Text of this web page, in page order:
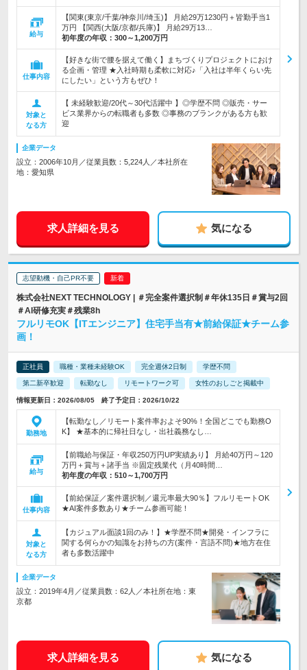
給与
【関東(東京/千葉/神奈川/埼玉)】 月給29万1230円＋皆勤手当1
万円 【関西(大阪/京都/兵庫)】 月給29万13…
初年度の年収： 300～1,200万円
仕事内容
【好きな街で腰を据えて働く】まちづくりプロジェクトにおけ
る企画・管理 ★入社時期も柔軟に対応♪「入社は半年くらい先
にしたい」という方もぜひ！
対象と
なる方
【 未経験歓迎/20代～30代活躍中 】◎学歴不問 ◎販売・サー
ビス業界からの転職者も多数 ◎事務のブランクがある方も歓
迎
企業データ
設立：2006年10月／従業員数：5,224人／本社所在
地：愛知県
求人詳細を見る 気になる
志望動機・自己PR不要
株式会社NEXT TECHNOLOGY | ＃完全案件選択制＃年休135日＃賞与2回
＃AI研修充実＃残業8h
フルリモOK【ITエンジニア】住宅手当有★前給保証★チーム参
画！
正社員 職種・業種未経験OK 完全週休2日制 学歴不問
第二新卒歓迎 転勤なし リモートワーク可 女性のおしごと掲載中
情報更新日：2026/08/05 終了予定日：2026/10/22
勤務地
【転勤なし／リモート案件率およそ90%！全国どこでも勤務O
K】 ★基本的に帰社日なし・出社義務なし…
給与
【前職給与保証・年収250万円UP実績あり】 月給40万円～120
万円＋賞与＋諸手当 ※固定残業代（月40時間…
初年度の年収： 510～1,700万円
仕事内容
【前給保証／案件選択制／還元率最大90％】フルリモートOK
★AI案件多数あり★チーム参画可能！
対象と
なる方
【カジュアル面談1回のみ！】★学歴不問★開発・インフラに
関する何らかの知識をお持ちの方(案件・言語不問)★地方在住
者も多数活躍中
企業データ
設立：2019年4月／従業員数：62人／本社所在地：東
京都
求人詳細を見る 気になる